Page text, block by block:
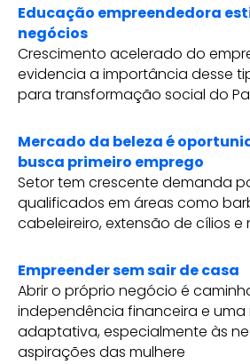
Educação empreendedora
negócios
Crescimento acelerado do
evidencia a importância desse
para transformação social do
Mercado da beleza é
busca primeiro emprego
Setor tem crescente demanda
qualificados em áreas como
cabeleireiro, extensão de cílios e
Empreender sem sair de casa
Abrir o próprio negócio é
independência financeira e uma
adaptativa, especialmente às
aspirações das mulhere